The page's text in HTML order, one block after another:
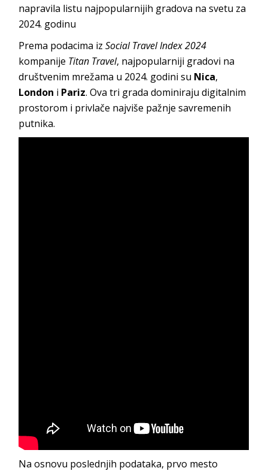
napravila listu najpopularnijih gradova na svetu za
2024. godinu
Prema podacima izSocial Travel Index 2024
kompanije Titan Travel, najpopularniji gradovi na
društvenim mrežama u 2024. godini su Nica,
London i Pariz. Ova tri grada dominiraju digitalnim
prostorom i privlače najviše pažnje savremenih
putnika.
Na osnovu poslednjih podataka, prvo mesto